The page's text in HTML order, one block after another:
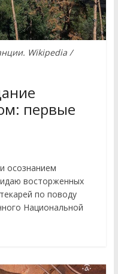
Wikipedia /
первые
осознанием
восторженных
по поводу
Национальной